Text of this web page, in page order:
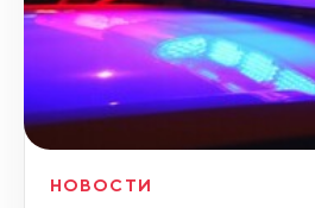
НОВОСТИ